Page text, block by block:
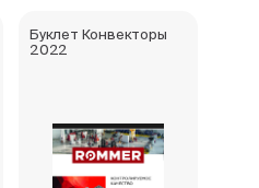
Буклет Конвекторы
2022